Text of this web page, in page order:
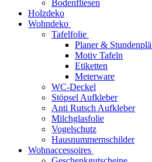
Bodenfliesen
Holzdeko
Wohndeko
Tafelfolie
Planer &
Motiv Tafeln
Etiketten
Meterware
WC-Deckel
Stöpsel Aufkleber
Anti Rutsch Aufkleber
Milchglasfolie
Vogelschutz
Hausnummernschilder
Wohnaccessoires